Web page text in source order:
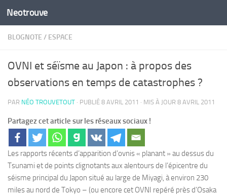
Skip to content
Neotrouve
BLOGNOTE / ESPACE
OVNI et séïsme au Japon : à propos des
observations en temps de catastrophes ?
PAR NÉO TROUVETOUT · PUBLIÉ 8 AVRIL 2011 · MIS À JOUR 8 AVRIL 2011
Partagez cet article sur les réseaux sociaux !
Les rapports récents d’apparition d’ovnis « planant » au dessus du
Tsunami et de points clignotants aux alentours de l’épicentre du
séisme principal du Japon situé au large de Miyagi, à environ 230
miles au nord de Tokyo – (ou encore cet OVNI repéré près d’Osaka